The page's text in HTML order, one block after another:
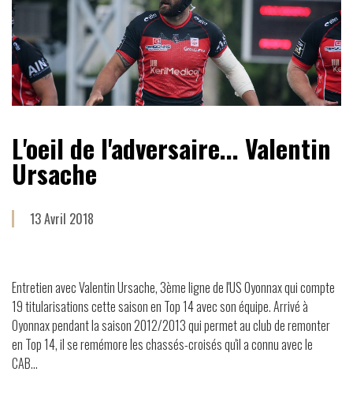
L'oeil de l'adversaire... Valentin
Ursache
13 Avril 2018
Entretien avec Valentin Ursache, 3ème ligne de l'US Oyonnax qui compte
19 titularisations cette saison en Top 14 avec son équipe. Arrivé à
Oyonnax pendant la saison 2012/2013 qui permet au club de remonter
en Top 14, il se remémore les chassés-croisés qu'il a connu avec le
CAB...